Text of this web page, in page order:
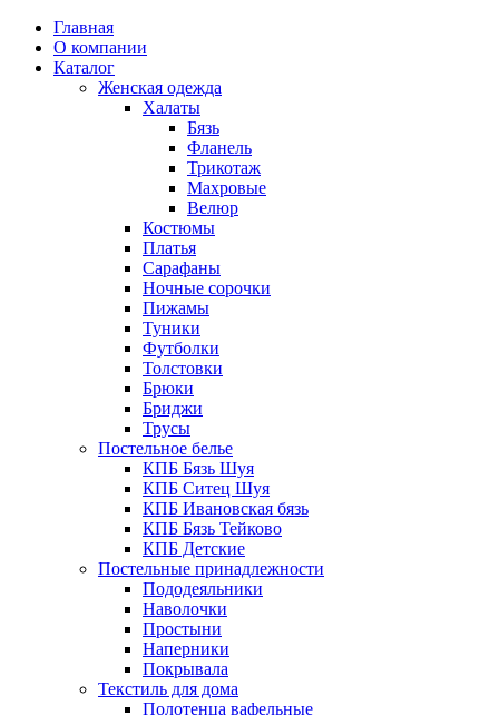
Главная
О компании
Каталог
Женская одежда
Халаты
Бязь
Фланель
Трикотаж
Махровые
Велюр
Костюмы
Платья
Сарафаны
Ночные сорочки
Пижамы
Туники
Футболки
Толстовки
Брюки
Бриджи
Трусы
Постельное белье
КПБ Бязь Шуя
КПБ Ситец Шуя
КПБ Ивановская бязь
КПБ Бязь Тейково
КПБ Детские
Постельные принадлежности
Пододеяльники
Наволочки
Простыни
Наперники
Покрывала
Текстиль для дома
Полотенца вафельные